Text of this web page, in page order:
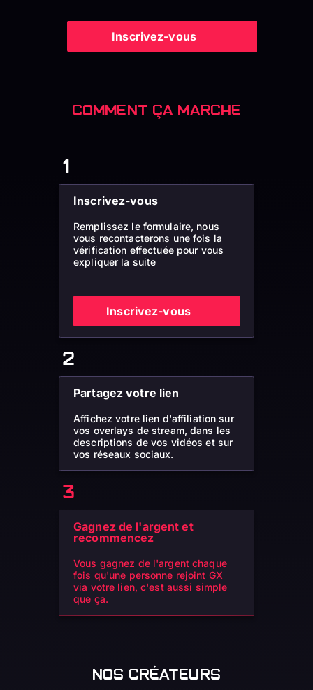
Inscrivez-vous
COMMENT ÇA MARCHE
Inscrivez-vous
Remplissez le formulaire, nous
vous recontacterons une fois la
vérification effectuée pour vous
expliquer la suite
Inscrivez-vous
Partagez votre lien
Affichez votre lien d'affiliation sur
vos overlays de stream, dans les
descriptions de vos vidéos et sur
vos réseaux sociaux.
Gagnez de l'argent et
recommencez
Vous gagnez de l'argent chaque
fois qu'une personne rejoint GX
via votre lien, c'est aussi simple
que ça.
NOS CRÉATEURS